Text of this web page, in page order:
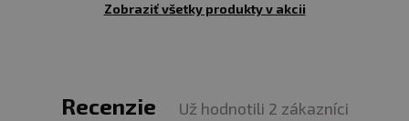
Zobraziť všetky produkty v akcii
Recenzie Už hodnotili 2 zákazníci